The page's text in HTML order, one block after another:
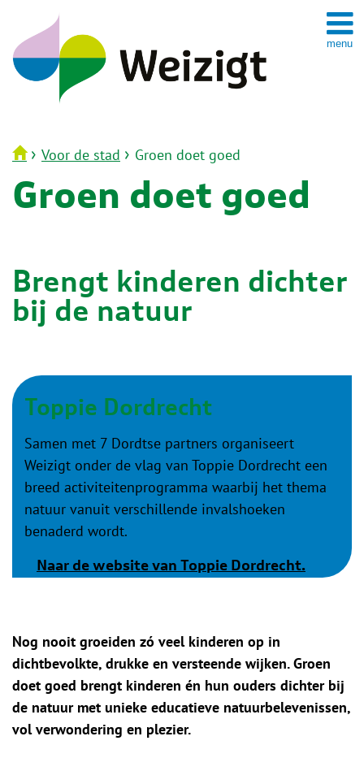
naar
inhoud
› Voor de stad › Groen doet goed
Groen doet goed
Brengt kinderen dichter
bij de natuur
Toppie Dordrecht
Samen met 7 Dordtse partners organiseert
Weizigt onder de vlag van Toppie Dordrecht een
breed activiteitenprogramma waarbij het thema
natuur vanuit verschillende invalshoeken
benaderd wordt.
Naar de website van Toppie Dordrecht.
Nog nooit groeiden zó veel kinderen op in
dichtbevolkte, drukke en versteende wijken. Groen
doet goed brengt kinderen én hun ouders dichter bij
de natuur met unieke educatieve natuurbelevenissen,
vol verwondering en plezier.